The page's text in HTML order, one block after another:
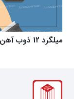
میلگرد 12 ذوب آهن اصفهان